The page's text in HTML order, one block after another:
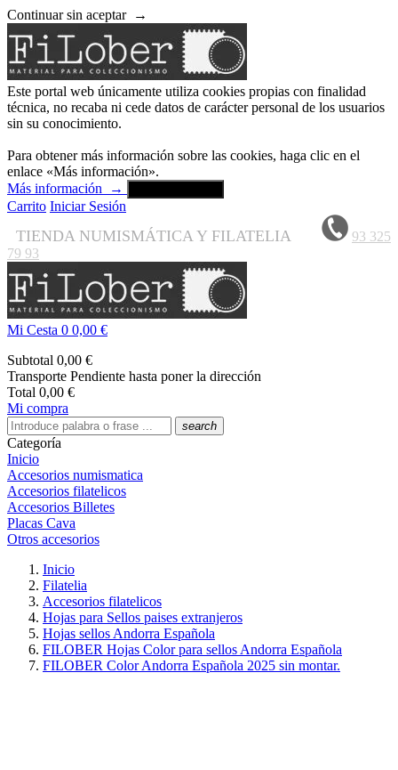
Continuar sin aceptar →
Este portal web únicamente utiliza cookies propias con finalidad
técnica, no recaba ni cede datos de carácter personal de los usuarios
sin su conocimiento.
Para obtener más información sobre las cookies, haga clic en el
enlace «Más información».
Más información
→
Carrito Iniciar Sesión
TIENDA NUMISMÁTICA Y FILATELIA
93 325
79 93
Mi Cesta 0 0,00 €
Subtotal 0,00 €
Transporte Pendiente hasta poner la dirección
Total 0,00 €
Mi compra
search
Categoría
Inicio
Accesorios numismatica
Accesorios filatelicos
Accesorios Billetes
Placas Cava
Otros accesorios
Inicio
Filatelia
Accesorios filatelicos
Hojas para Sellos paises extranjeros
Hojas sellos Andorra Española
FILOBER Hojas Color para sellos Andorra Española
FILOBER Color Andorra Española 2025 sin montar.